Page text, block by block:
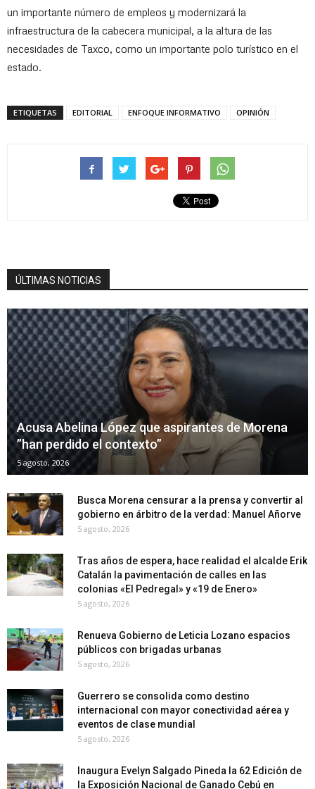
un importante número de empleos y modernizará la
infraestructura de la cabecera municipal, a la altura de las
necesidades de Taxco, como un importante polo turístico en el
estado.
ETIQUETAS EDITORIAL ENFOQUE INFORMATIVO OPINIÓN
ÚLTIMAS NOTICIAS
Acusa Abelina López que aspirantes de Morena
”han perdido el contexto”
5 agosto, 2026
Busca Morena censurar a la prensa y convertir al
gobierno en árbitro de la verdad: Manuel Añorve
5 agosto, 2026
Tras años de espera, hace realidad el alcalde Erik
Catalán la pavimentación de calles en las
colonias «El Pedregal» y «19 de Enero»
5 agosto, 2026
Renueva Gobierno de Leticia Lozano espacios
públicos con brigadas urbanas
5 agosto, 2026
Guerrero se consolida como destino
internacional con mayor conectividad aérea y
eventos de clase mundial
5 agosto, 2026
Inaugura Evelyn Salgado Pineda la 62 Edición de
la Exposición Nacional de Ganado Cebú en